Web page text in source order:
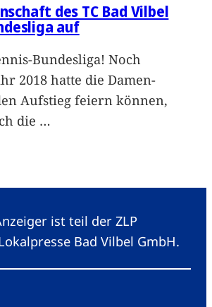
des TC Bad Vilbel
auf
Bundesliga! Noch
2018 hatte die Damen-
Aufstieg feiern können,
die …
ist teil der ZLP
Bad Vilbel GmbH.